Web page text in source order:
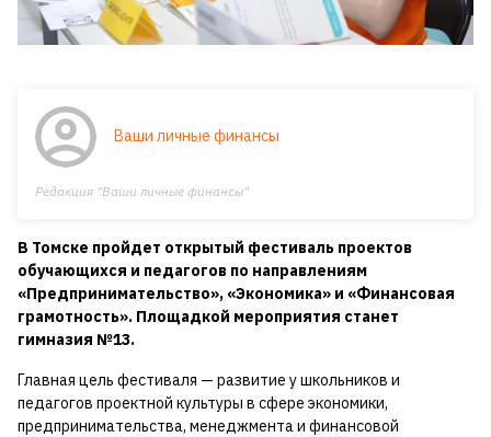
Ваши личные финансы
Редакция "Ваши личные финансы"
В Томске пройдет открытый фестиваль проектов
обучающихся и педагогов по направлениям
«Предпринимательство», «Экономика» и «Финансовая
грамотность». Площадкой мероприятия станет
гимназия №13.
Главная цель фестиваля — развитие у школьников и
педагогов проектной культуры в сфере экономики,
предпринимательства, менеджмента и финансовой